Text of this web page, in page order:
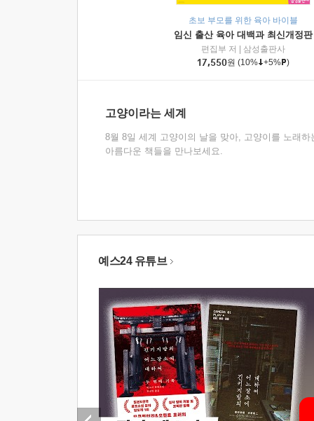
초보 부모를 위한 육아 바이블
임신 출산 육아 대백과 최신개정판
편집부 저
삼성출판사
17,550원 (10% +5% )
고양이라는 세계
8월 8일 세계 고양이의 날을 맞아, 고양이를 노래하
아름다운 책들을 만나보세요.
예스24 유튜브